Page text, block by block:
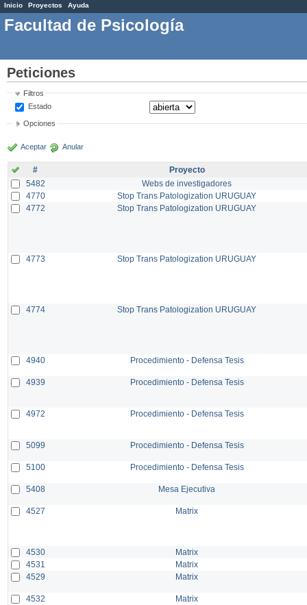
Inicio Proyectos Ayuda
Facultad de Psicología
Peticiones
Filtros
Estado
Opciones
Aceptar Anular
#
Proyecto
5482
Webs de investigadores
4770
Stop Trans Patologization URUGUAY
4772
Stop Trans Patologization URUGUAY
4773 Stop Trans Patologization URUGUAY
4774 Stop Trans Patologization URUGUAY
4940 Procedimiento - Defensa Tesis
4939 Procedimiento - Defensa Tesis
4972 Procedimiento - Defensa Tesis
5099 Procedimiento - Defensa Tesis
5100 Procedimiento - Defensa Tesis
5408 Mesa Ejecutiva
4527 Matrix
4530
Matrix
4531
Matrix
4529
Matrix
4532
Matrix